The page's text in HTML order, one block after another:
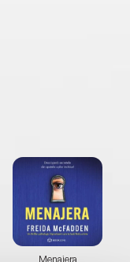
Menajera